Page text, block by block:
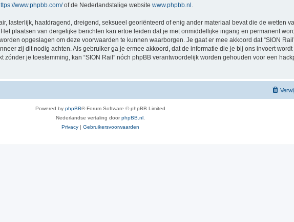
www.phpbb.com/of de Nederlandstalige website www.phpbb.nl .
lasterlijk, haatdragend, dreigend, seksueel georiënteerd of enig ander materiaal bevat die de wetten
plaatsen van dergelijke berichten kan ertoe leiden dat je met onmiddellijke ingang en permanent
opgeslagen om deze voorwaarden te kunnen waarborgen. Je gaat er mee akkoord dat “SION
zij dit nodig achten. Als gebruiker ga je ermee akkoord, dat de informatie die je bij ons invoert
je toestemming, kan “SION Rail” nóch phpBB verantwoordelijk worden gehouden voor een
Powered by phpBB® Forum Software © phpBB Limited
Nederlandse vertaling doorphpBB.nl
Privacy | Gebruikersvoorwaarden